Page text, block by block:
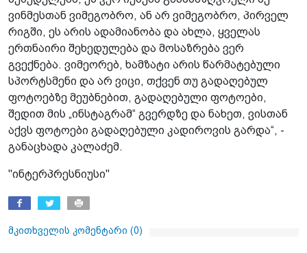
ვინმესთან ვიმეგობრო, ან არ ვიმეგობრო, პირველ
რიგში, ეს არის ადამიანობა და ახლა, ყველას
ერთნაირი შეხედულება და მოსაზრება ვერ
გვექნება. ვიმეორებ, ხამზატი არის წარმატებული
სპორტსმენი და არ ვიცი, თქვენ თუ გადაღებულ
ფოტოებზე მეუბნებით, გადაღებული ფოტოები,
შედით მის „ინსტაგრამ“ გვერდზე და ნახეთ, ვისთან
აქვს ფოტოები გადაღებული კადიროვის გარდა“, -
განაცხადა კალაძემ.
"ინტერპრესნიუსი"
მკითხველის კომენტარი (0)